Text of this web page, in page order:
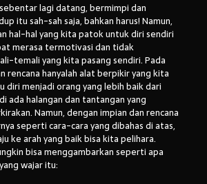
lagi datang, bermimpi dan
itu sah-sah saja, bahkan harus! Namun,
hal-hal yang kita patok untuk diri sendiri
merasa termotivasi dan tidak
temali yang kita pasang sendiri. Pada
rencana hanyalah alat berpikir yang kita
diri menjadi orang yang lebih baik dari
ada halangan dan tantangan yang
Namun, dengan impian dan rencana
seperti cara-cara yang dibahas di atas,
ke arah yang baik bisa kita pelihara.
bisa menggambarkan seperti apa
wajar itu: